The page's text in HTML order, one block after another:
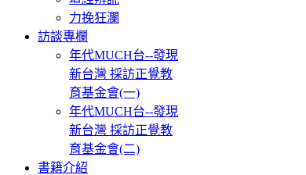
力挽狂瀾
訪談專欄
年代MUCH台--發現
新台灣 採訪正覺教
育基金會(一)
年代MUCH台--發現
新台灣 採訪正覺教
育基金會(二)
書籍介紹